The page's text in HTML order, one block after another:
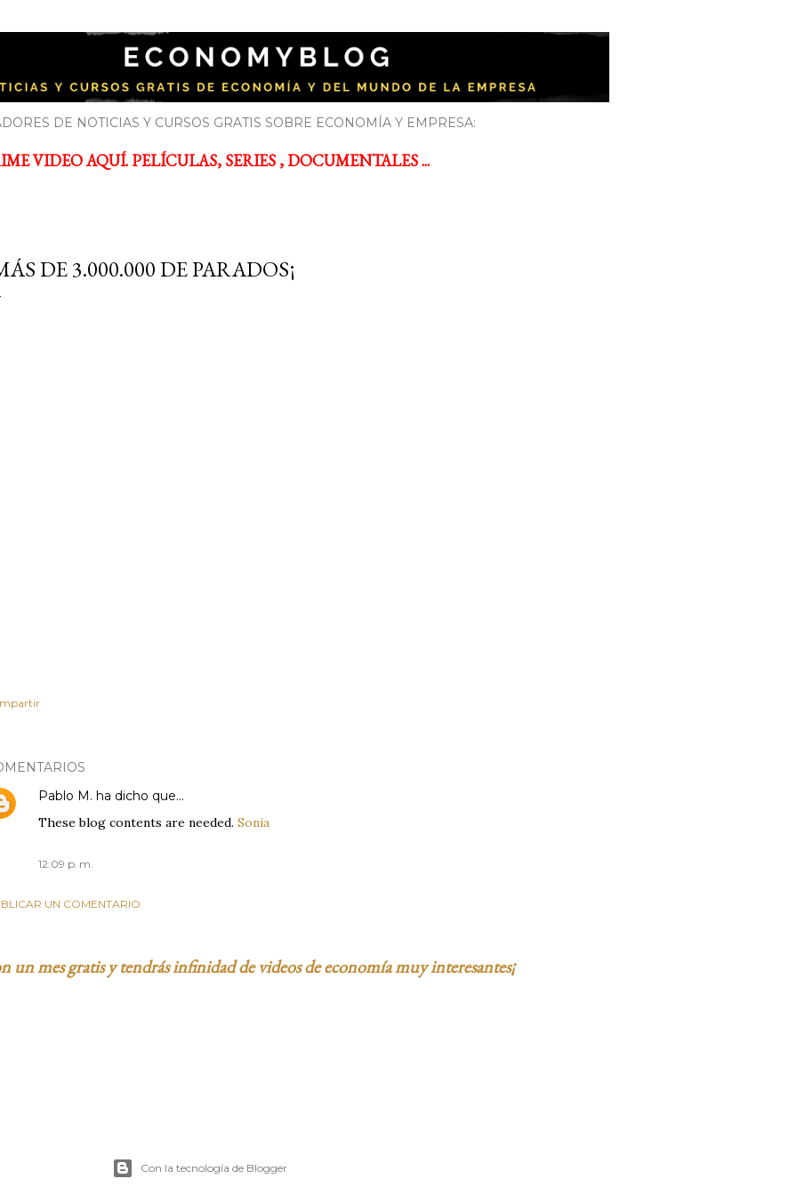
economía y el mundo de la empresa
DE NOTICIAS Y CURSOS GRATIS SOBRE ECONOMÍA Y EMPRESA:
VIDEO AQUÍ. PELÍCULAS, SERIES , DOCUMENTALES ...
DE 3.000.000 DE PARADOS¡
Pablo M. ha dicho que…
These blog contents are needed. Sonia
12:09 p. m.
UN COMENTARIO
un mes gratis y tendrás infinidad de videos de economía muy interesantes¡
Con la tecnología de Blogger